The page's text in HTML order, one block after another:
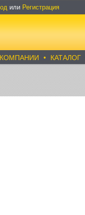
или Регистрация
• КАТАЛОГ